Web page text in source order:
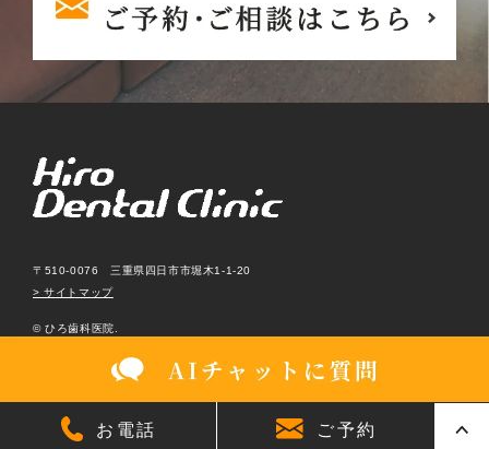
〒510-0076 三重県四日市市堀木1-1-20
> サイトマップ
© ひろ歯科医院.